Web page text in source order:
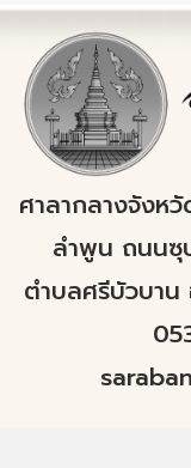
ศาลากลางจังห
ลำพูน ถนนซุ
ตำบลศรีบัวบาน